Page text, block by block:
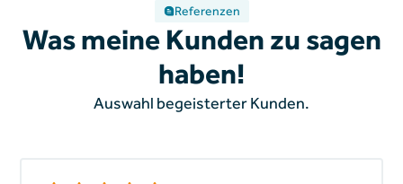
Referenzen
Was meine Kunden zu sagen
haben!
Auswahl begeisterter Kunden.